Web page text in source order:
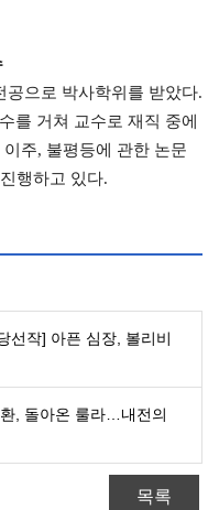
공으로 박사학위를 받았다.
를 거쳐 교수로 재직 중에
주, 불평등에 관한 논문
행하고 있다.
선작] 아픈 심장, 볼리비
, 돌아온 룰라…내전의
목록